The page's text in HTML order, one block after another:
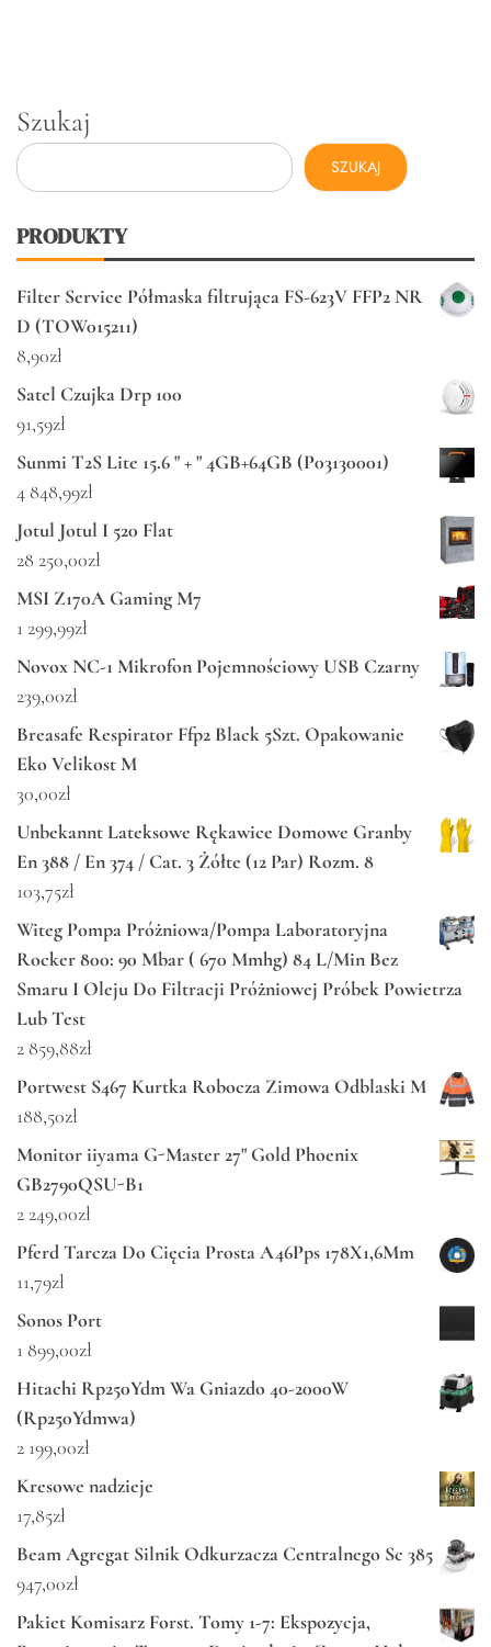
Szukaj
SZUKAJ
PRODUKTY
Filter Service Półmaska filtrująca FS-623V FFP2 NR
D (TOW015211)
8,90zł
Satel Czujka Drp 100
91,59zł
Sunmi T2S Lite 15.6 " + " 4GB+64GB (P03130001)
4 848,99zł
Jotul Jotul I 520 Flat
28 250,00zł
MSI Z170A Gaming M7
1 299,99zł
Novox NC-1 Mikrofon Pojemnościowy USB Czarny
239,00zł
Breasafe Respirator Ffp2 Black 5Szt. Opakowanie
Eko Velikost M
30,00zł
Unbekannt Lateksowe Rękawice Domowe Granby
En 388 / En 374 / Cat. 3 Żółte (12 Par) Rozm. 8
103,75zł
Witeg Pompa Próżniowa/Pompa Laboratoryjna
Rocker 800: 90 Mbar ( 670 Mmhg) 84 L/Min Bez
Smaru I Oleju Do Filtracji Próżniowej Próbek Powietrza
Lub Test
2 859,88zł
Portwest S467 Kurtka Robocza Zimowa Odblaski M
188,50zł
Monitor iiyama G-Master 27" Gold Phoenix
GB2790QSU-B1
2 249,00zł
Pferd Tarcza Do Cięcia Prosta A46Pps 178X1,6Mm
11,79zł
Sonos Port
1 899,00zł
Hitachi Rp250Ydm Wa Gniazdo 40-2000W
(Rp250Ydmwa)
2 199,00zł
Kresowe nadzieje
17,85zł
Beam Agregat Silnik Odkurzacza Centralnego Sc 385
947,00zł
Pakiet Komisarz Forst. Tomy 1-7: Ekspozycja,